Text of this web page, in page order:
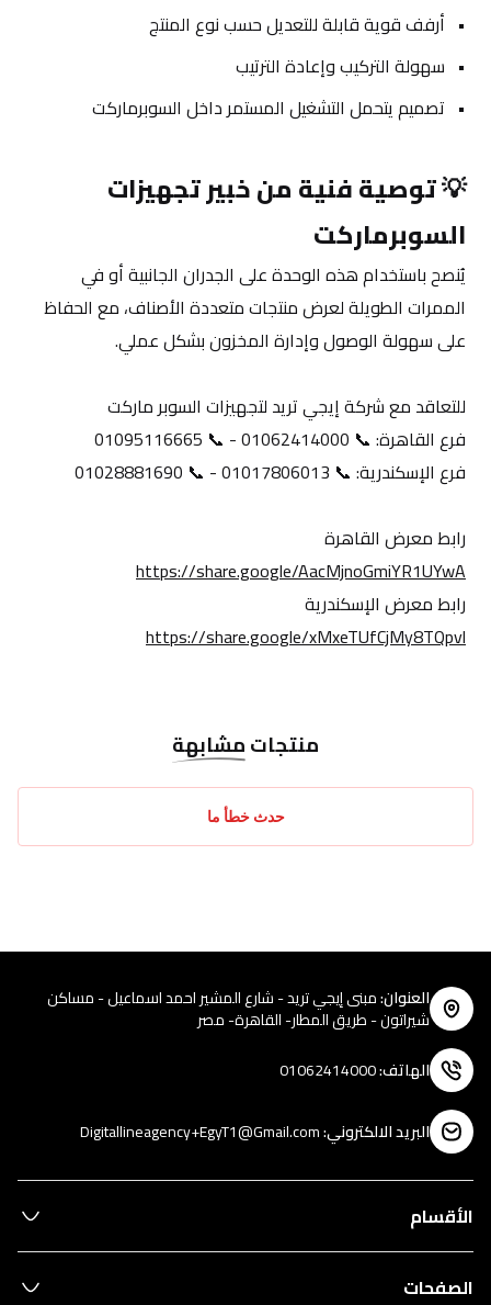
أرفف قوية قابلة للتعديل حسب نوع المنتج
سهولة التركيب وإعادة الترتيب
تصميم يتحمل التشغيل المستمر داخل السوبرماركت
💡
السوبرماركت
على سهولة الوصول وإدارة المخزون بشكل عملي.
للتعاقد مع شركة إيجي تريد لتجهيزات السوبر ماركت
فرع القاهرة: 📞 01062414000 - 📞 01095116665
فرع الإسكندرية: 📞 01017806013 - 📞 01028881690
رابط معرض القاهرة
https://share.google/AacMjnoGmiYR1UYwA
رابط معرض الإسكندرية
https://share.google/xMxeTUfCjMy8TQpvl
منتجاتمشابهة
حدث خطأ ما
العنوان:مبنى إيجي تريد - شارع المشير احمد اسماعيل - مساكن
شيراتون - طريق المطار- القاهرة- مصر
الهاتف:
01062414000
البريد الالكتروني:
Digitallineagency+EgyT1@Gmail.com
الأقسام
الصفحات